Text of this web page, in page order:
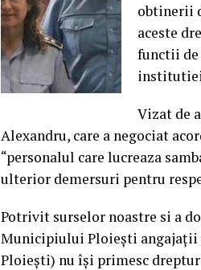
obtinerii
aceste
functii de
Vizat de
Alexandru, care a negociat
“personalul care lucreaza
ulterior demersuri pentru
Potrivit surselor noastre si a
Municipiului Ploiești
Ploiești) nu își primesc